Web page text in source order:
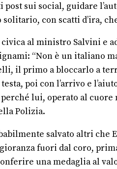
sui social, guidare
con scatti d’ira,
al ministro Salvini e
“Non è un italiano
il primo a bloccarlo a
poi con l’arrivo e
lui, operato al
Polizia.
salvato altri
fuori dal coro,
una medaglia al